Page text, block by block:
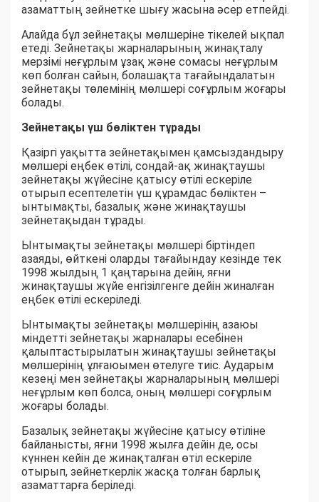
азаматтың зейнетке шығу жасына әсер етпейді.
Алайда бұл зейнетақы мөлшеріне тікелей ықпал
етеді. Зейнетақы жарналарының жинақталу
мерзімі неғұрлым ұзақ және сомасы неғұрлым
көп болған сайын, болашақта тағайындалатын
зейнетақы төлемінің мөлшері соғұрлым жоғары
болады.
Зейнетақы үш бөліктен тұрады
Қазіргі уақытта зейнетақымен қамсыздандыру
мөлшері еңбек өтілі, сондай-ақ жинақтаушы
зейнетақы жүйесіне қатысу өтілі ескеріле
отырып есептелетін үш құрамдас бөліктен –
ынтымақты, базалық және жинақтаушы
зейнетақыдан тұрады.
Ынтымақты зейнетақы мөлшері біртіндеп
азаяды, өйткені оларды тағайындау кезінде тек
1998 жылдың 1 қаңтарына дейін, яғни
жинақтаушы жүйе енгізілгенге дейін жиналған
еңбек өтілі ескеріледі.
Ынтымақты зейнетақы мөлшерінің азаюы
міндетті зейнетақы жарналары есебінен
қалыптастырылатын жинақтаушы зейнетақы
мөлшерінің ұлғаюымен өтелуге тиіс. Аударым
кезеңі мен зейнетақы жарналарының мөлшері
неғұрлым көп болса, оның мөлшері соғұрлым
жоғары болады.
Базалық зейнетақы жүйесіне қатысу өтіліне
байланысты, яғни 1998 жылға дейін де, осы
күннен кейін де жинақталған өтіл ескеріле
отырып, зейнеткерлік жасқа толған барлық
азаматтарға беріледі.